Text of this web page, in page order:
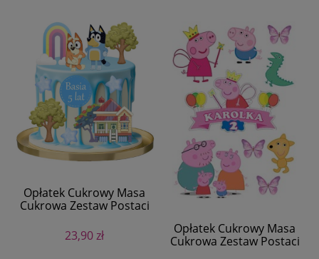
Opłatek Cukrowy Masa
Cukrowa Zestaw Postaci
23,90 zł
Opłatek Cukrowy Masa
Cukrowa Zestaw Postaci